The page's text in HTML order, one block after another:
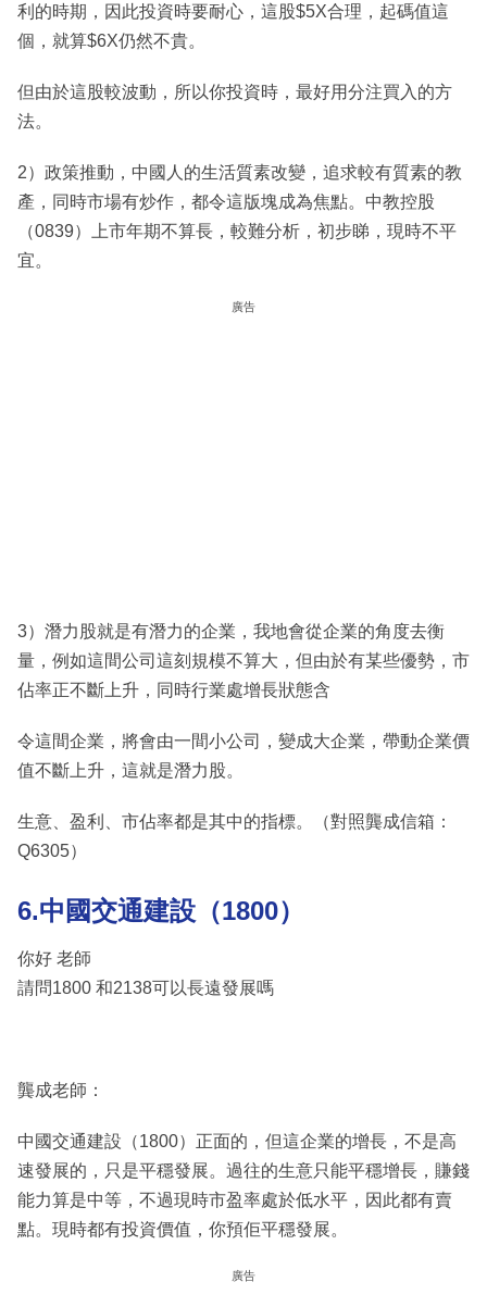
利的時期，因此投資時要耐心，這股$5X合理，起碼值這
個，就算$6X仍然不貴。
但由於這股較波動，所以你投資時，最好用分注買入的方
法。
2）政策推動，中國人的生活質素改變，追求較有質素的教
產，同時市場有炒作，都令這版塊成為焦點。中教控股
（0839）上市年期不算長，較難分析，初步睇，現時不平
宜。
廣告
3）潛力股就是有潛力的企業，我地會從企業的角度去衡
量，例如這間公司這刻規模不算大，但由於有某些優勢，市
佔率正不斷上升，同時行業處增長狀態含
令這間企業，將會由一間小公司，變成大企業，帶動企業價
值不斷上升，這就是潛力股。
生意、盈利、市佔率都是其中的指標。（對照龔成信箱：
Q6305）
6.中國交通建設（1800）
你好 老師
請問1800 和2138可以長遠發展嗎
龔成老師：
中國交通建設（1800）正面的，但這企業的增長，不是高
速發展的，只是平穩發展。過往的生意只能平穩增長，賺錢
能力算是中等，不過現時市盈率處於低水平，因此都有賣
點。現時都有投資價值，你預佢平穩發展。
廣告